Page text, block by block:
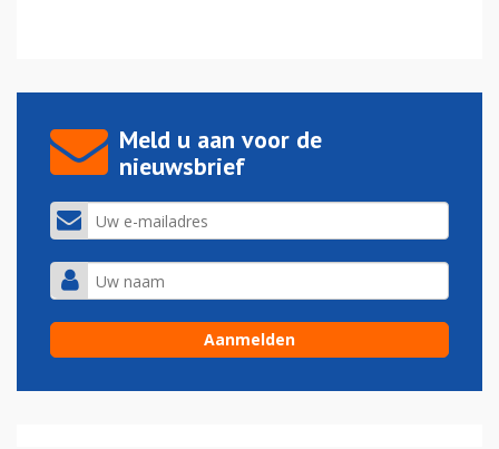
Meld u aan voor de
nieuwsbrief